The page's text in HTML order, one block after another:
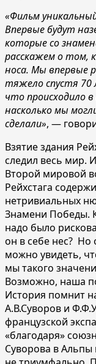
«Фильм
Впервые будут
которые со
расскажем о том,
носа. Мы впервые
тяжело спустя
что происходило
насколько мы
сделали», —
Взятие здания
следил весь мир.
Второй мировой
Рейхстага
нетривиальных
Знамени Победы.
надо было
он в себе нес? Но
можно увидеть,
мы такого
Возможно, наша
История помнит
А.В.Суворов и
французской
«благодаря»
Суворова в